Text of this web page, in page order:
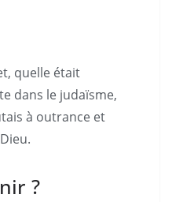
quelle était
dans le judaïsme,
à outrance et
?